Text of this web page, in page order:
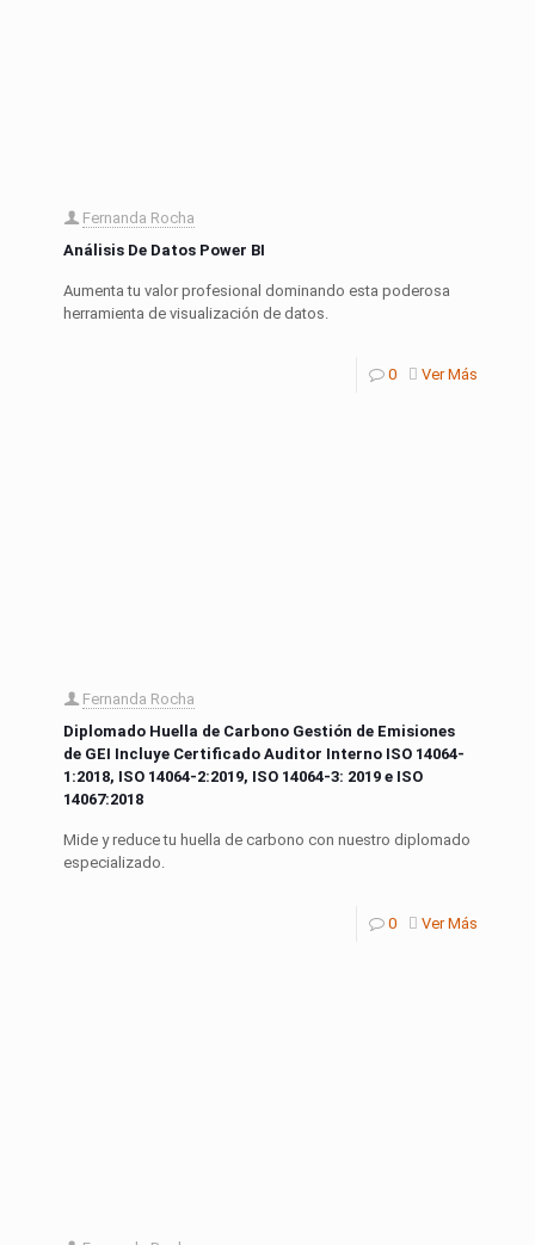
Fernanda Rocha
Análisis De Datos Power BI
Aumenta tu valor profesional dominando esta poderosa
herramienta de visualización de datos.
0 Ver Más
Fernanda Rocha
Diplomado Huella de Carbono Gestión de Emisiones
de GEI Incluye Certificado Auditor Interno ISO 14064-
1:2018, ISO 14064-2:2019, ISO 14064-3: 2019 e ISO
14067:2018
Mide y reduce tu huella de carbono con nuestro diplomado
especializado.
0 Ver Más